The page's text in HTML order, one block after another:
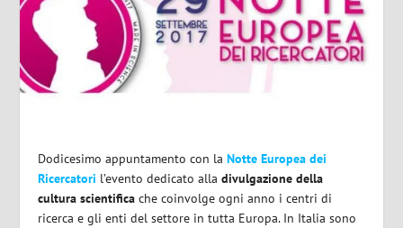
Dodicesimo appuntamento con laNotte Europea dei
Ricercatori l’evento dedicato alladivulgazione della
cultura scientifica che coinvolge ogni anno i centri di
ricerca e gli enti del settore in tutta Europa. In Italia sono